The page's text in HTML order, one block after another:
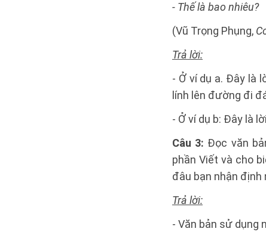
- Thế là bao nhiêu?
(Vũ Trọng Phụng,
Trả lời:
- Ở ví dụ a. Đây là
lính lên đường đi
- Ở ví dụ b: Đây là
Câu 3: Đọc văn
phần Viết và cho
đâu bạn nhận định
Trả lời:
- Văn bản sử dụng